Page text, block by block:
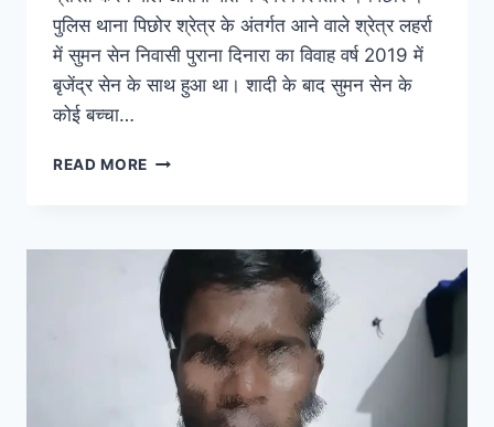
पुलिस थाना पिछोर श्रेत्र के अंतर्गत आने वाले श्रेत्र लहर्रा
में सुमन सेन निवासी पुराना दिनारा का विवाह वर्ष 2019 में
बृजेंद्र सेन के साथ हुआ था। शादी के बाद सुमन सेन के
कोई बच्चा…
READ MORE